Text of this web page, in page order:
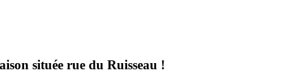
située rue du Ruisseau !